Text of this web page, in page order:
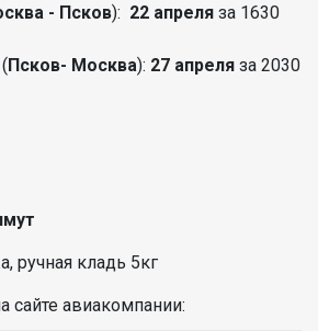
- Псков): 22 апреля за 1630
Псков- Москва): 27 апреля за 2030
ручная кладь 5кг
сайте авиакомпании: